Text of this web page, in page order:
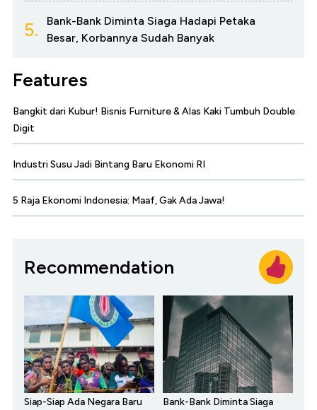
5.
Bank-Bank Diminta Siaga Hadapi Petaka
Besar, Korbannya Sudah Banyak
Features
Bangkit dari Kubur! Bisnis Furniture & Alas Kaki Tumbuh Double
Digit
Industri Susu Jadi Bintang Baru Ekonomi RI
5 Raja Ekonomi Indonesia: Maaf, Gak Ada Jawa!
Recommendation
Siap-Siap Ada Negara Baru
Bank-Bank Diminta Siaga